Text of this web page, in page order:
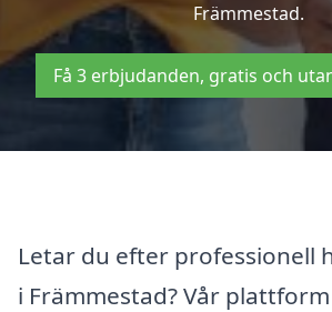
Främmestad.
Få 3 erbjudanden, gratis och
Letar du efter professionell
i Främmestad? Vår